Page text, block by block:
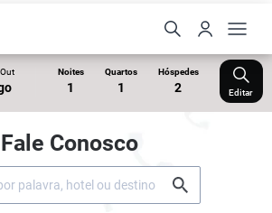
Noites
1
Quartos
1
Hóspedes
2 Editar
Fale Conosco